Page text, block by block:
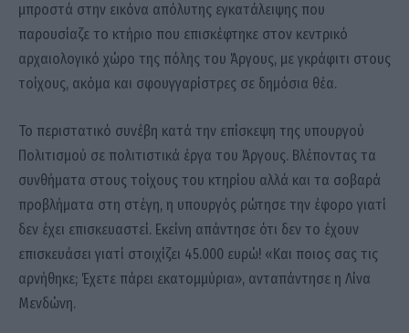
μπροστά στην εικόνα απόλυτης εγκατάλειψης που
παρουσίαζε το κτήριο που επισκέφτηκε στον κεντρικό
αρχαιολογικό χώρο της πόλης του Άργους, με γκράφιτι στους
τοίχους, ακόμα και σφουγγαρίστρες σε δημόσια θέα.
Το περιστατικό συνέβη κατά την επίσκεψη της υπουργού
Πολιτισμού σε πολιτιστικά έργα του Άργους. Βλέποντας τα
συνθήματα στους τοίχους του κτηρίου αλλά και τα σοβαρά
προβλήματα στη στέγη, η υπουργός ρώτησε την έφορο γιατί
δεν έχει επισκευαστεί. Εκείνη απάντησε ότι δεν το έχουν
επισκευάσει γιατί στοιχίζει 45.000 ευρώ! «Και ποιος σας τις
αρνήθηκε; Έχετε πάρει εκατομμύρια», ανταπάντησε η Λίνα
Μενδώνη.